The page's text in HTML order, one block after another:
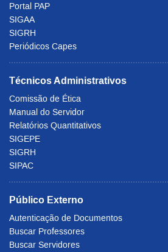
Portal PAP
SIGAA
SIGRH
Periódicos Capes
Técnicos Administrativos
Comissão de Ética
Manual do Servidor
Relatórios Quantitativos
SIGEPE
SIGRH
SIPAC
Público Externo
Autenticação de Documentos
Buscar Professores
Buscar Servidores